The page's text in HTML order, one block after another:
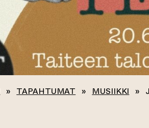
» TAPAHTUMAT » MUSIIKKI »